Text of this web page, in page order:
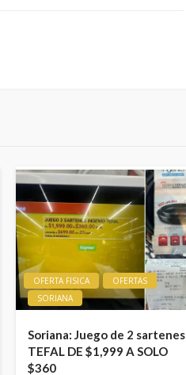
OFERTA FISICA
OFERTAS
SORIANA
Soriana: Juego de 2 sartenes
TEFAL DE $1,999 A SOLO
$360